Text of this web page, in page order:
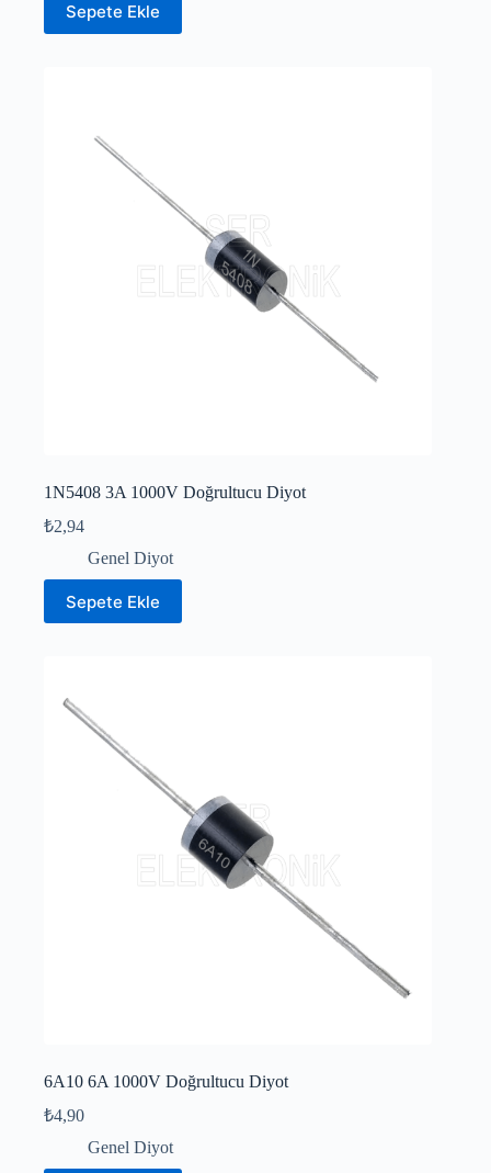
Sepete Ekle
1N5408 3A 1000V Doğrultucu Diyot
₺2,94
Genel Diyot
Sepete Ekle
6A10 6A 1000V Doğrultucu Diyot
₺4,90
Genel Diyot